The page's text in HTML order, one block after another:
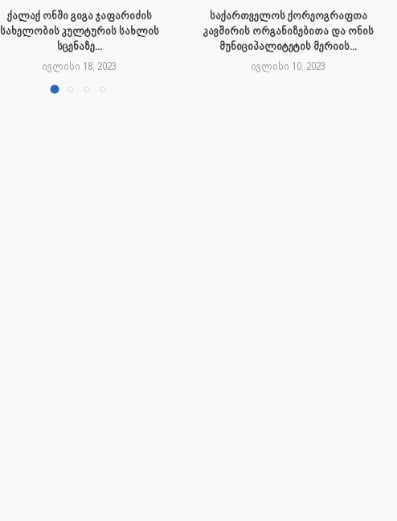
ქალაქ ონში გიგა ჯაფარიძის
სახელობის კულტურის სახლის
სცენაზე...
ივლისი 18, 2023
საქართველოს ქორეოგრაფთა
კავშირის ორგანიზებითა და ონის
მუნიციპალიტეტის მერიის...
ივლისი 10, 2023